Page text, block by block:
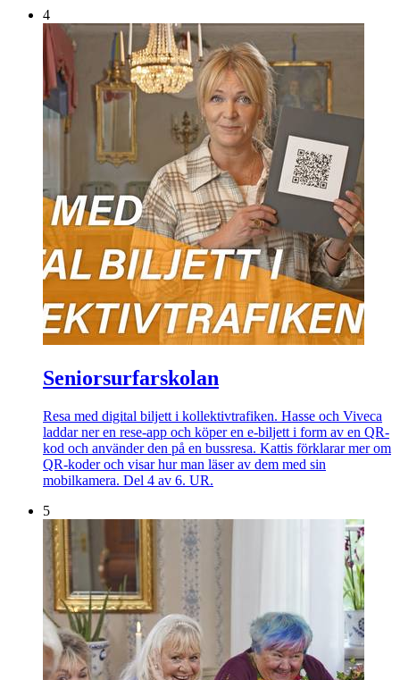
4
Seniorsurfarskolan
Resa med digital biljett i kollektivtrafiken. Hasse och Viveca
laddar ner en rese-app och köper en e-biljett i form av en QR-
kod och använder den på en bussresa. Kattis förklarar mer om
QR-koder och visar hur man läser av dem med sin
mobilkamera. Del 4 av 6. UR.
5